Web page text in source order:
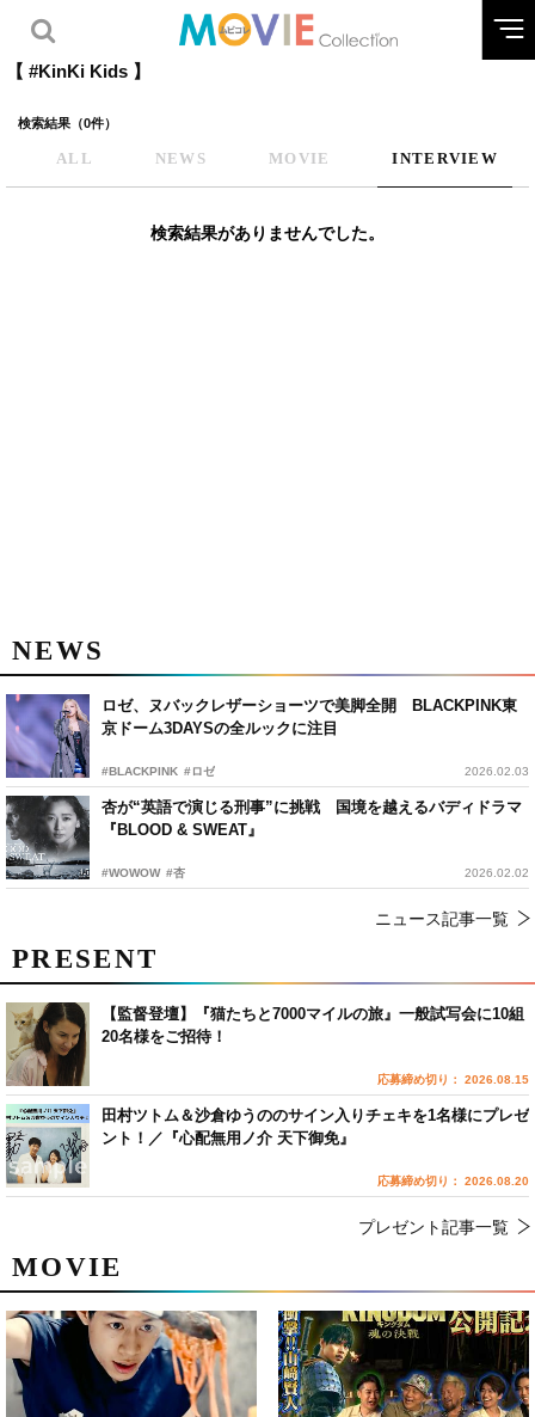
【 #KinKi Kids 】
検索結果（0件）
ALL NEWS MOVIE INTERVIEW
検索結果がありませんでした。
NEWS
ロゼ、ヌバックレザーショーツで美脚全開 BLACKPINK東
京ドーム3DAYSの全ルックに注目
#BLACKPINK #ロゼ 2026.02.03
杏が“英語で演じる刑事”に挑戦 国境を越えるバディドラマ
『BLOOD & SWEAT』
#WOWOW #杏 2026.02.02
ニュース記事一覧
MOVIE
PRESENT
【監督登壇】『猫たちと7000マイルの旅』一般試写会に10組
20名様をご招待！
応募締め切り： 2026.08.15
田村ツトム＆沙倉ゆうののサイン入りチェキを1名様にプレゼ
ント！／『心配無用ノ介 天下御免』
応募締め切り： 2026.08.20
プレゼント記事一覧